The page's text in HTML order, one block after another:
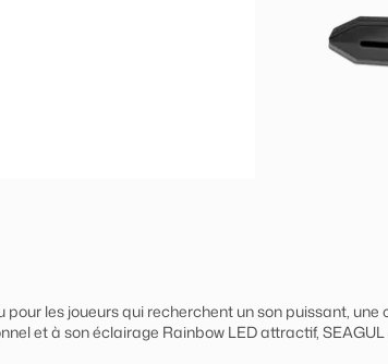
les joueurs qui recherchent un son puissant,
et à son éclairage Rainbow LED attractif,